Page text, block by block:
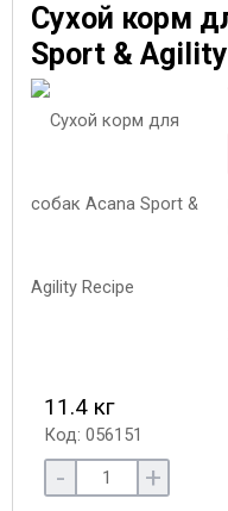
Сухой корм
Sport &
11.4 кг
Код: 056151
- +